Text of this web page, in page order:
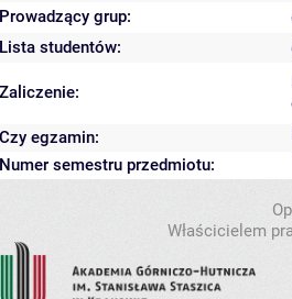
Prowadzący grup:
Lista studentów:
Zaliczenie:
Czy egzamin:
Numer semestru przedmiotu:
Właścicielem